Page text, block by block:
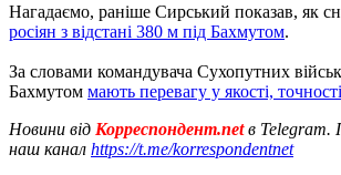
Нагадаємо, раніше Сирський показав, як
росіян з відстані 380 м під Бахмутом.
За словами командувача Сухопутних
Бахмутом мають перевагу у якості,
Новини від Корреспондент.netв Telegram.
наш канал https://t.me/korrespondentnet